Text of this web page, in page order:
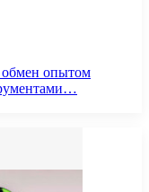
обмен опытом